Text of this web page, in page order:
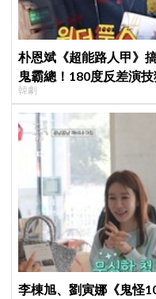
朴恩斌《超能路人甲》
鬼霸總！180度反差演技
韓劇
李棟旭、劉寅娜《鬼怪